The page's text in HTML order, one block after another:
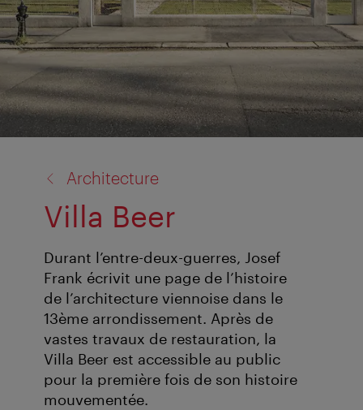
Architecture
Villa Beer
Durant l’entre-deux-guerres, Josef
Frank écrivit une page de l’histoire
de l’architecture viennoise dans le
13ème arrondissement. Après de
vastes travaux de restauration, la
Villa Beer est accessible au public
pour la première fois de son histoire
mouvementée.